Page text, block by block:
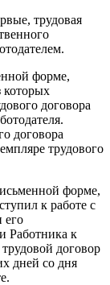
трудовая
форме,
которых
договора
договора
трудового
форме,
к работе с
его
Работника к
договор
дней со дня